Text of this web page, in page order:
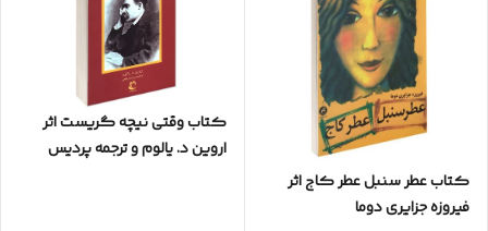
کتاب عطر سنبل عطر کاج اثر
فیروزه جزایری دوما
کتاب وقتی نیچه گریست اثر
اروین د. یالوم و ترجمه پردیس